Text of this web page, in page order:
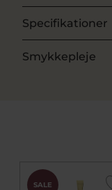
Specifikationer
Smykkepleje
SALE